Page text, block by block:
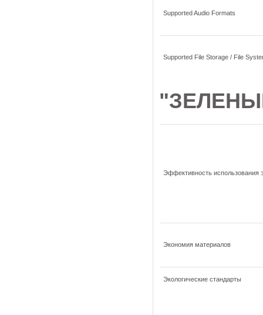
Supported Audio Formats
Supported File Storage / File
Эффективность использования
Экономия материалов
Экологические стандарты